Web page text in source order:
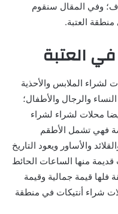
وفي المقال سنقوم
العتبة.
العتبة
لشراء الملابس والأحذية
والرجال والأطفال؛
محلات لشراء لشراء
فهي تشمل الأطقم
والأساور ويعود التاريخ
منها الساعات الحائط
فلها قيمة جمالية وقيمة
وسوف نقدم لكم أفضل 3 محلات شراء أنتيكات في منطقة